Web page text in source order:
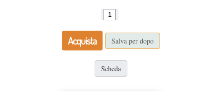
Acquista Salva per dopo
Scheda